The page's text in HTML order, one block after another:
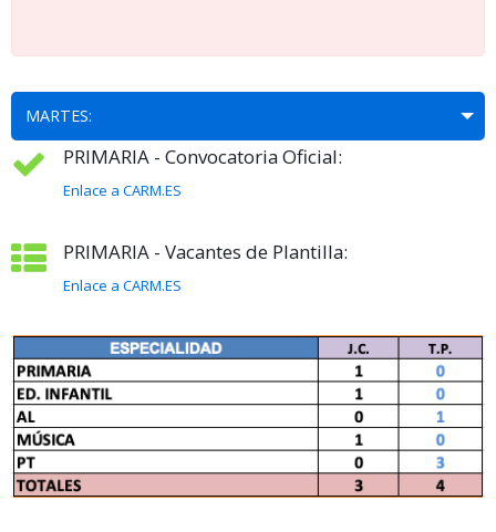
MARTES:
PRIMARIA - Convocatoria Oficial:
Enlace a CARM.ES
PRIMARIA - Vacantes de Plantilla:
Enlace a CARM.ES